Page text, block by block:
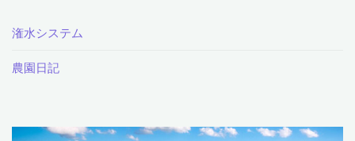
潅水システム
農園日記